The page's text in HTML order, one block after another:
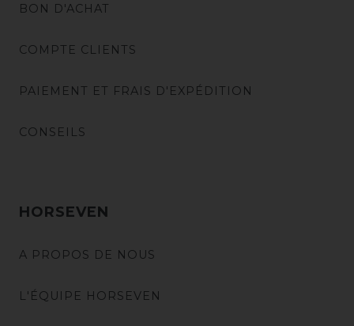
BON D'ACHAT
COMPTE CLIENTS
PAIEMENT ET FRAIS D'EXPÉDITION
CONSEILS
HORSEVEN
A PROPOS DE NOUS
L'ÉQUIPE HORSEVEN